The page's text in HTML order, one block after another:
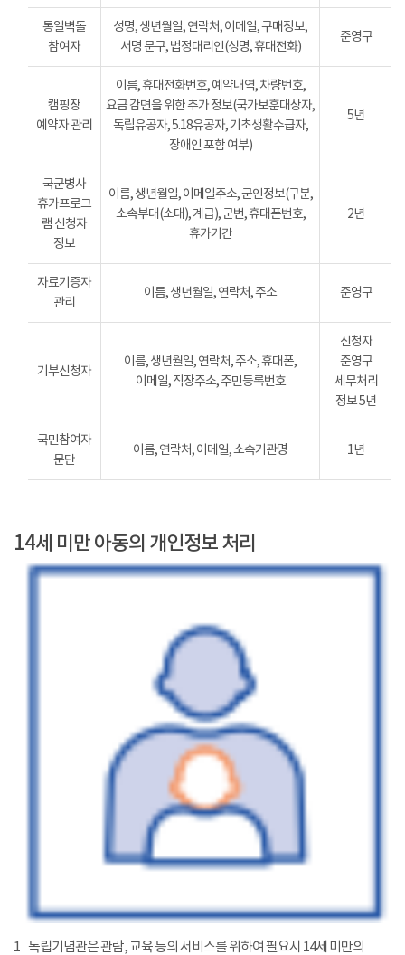
통일벽돌
참여자
성명, 생년월일, 연락처, 이메일, 구매정보,
서명 문구, 법정대리인(성명, 휴대전화)
준영구
캠핑장
예약자 관리
이름, 휴대전화번호, 예약내역, 차량번호,
요금 감면을 위한 추가 정보(국가보훈대상자,
독립유공자, 5.18유공자, 기초생활수급자,
장애인 포함 여부)
5년
국군병사
휴가프로그
램 신청자
정보
이름, 생년월일, 이메일주소, 군인정보(구분,
소속부대(소대), 계급), 군번, 휴대폰번호,
휴가기간
2년
자료기증자
관리
이름, 생년월일, 연락처, 주소 준영구
기부신청자
이름, 생년월일, 연락처, 주소, 휴대폰,
이메일, 직장주소, 주민등록번호
신청자
준영구
세무처리
정보 5년
국민참여자
문단
이름, 연락처, 이메일, 소속기관명 1년
14세 미만 아동의 개인정보 처리
1 독립기념관은 관람, 교육 등의 서비스를 위하여 필요시 14세 미만의